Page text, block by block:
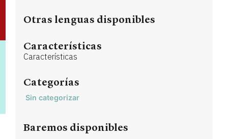
Otras lenguas disponibles
Características
Características
Categorías
Sin categorizar
Baremos disponibles